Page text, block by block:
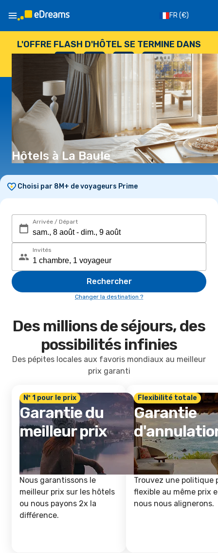
FR(€)
L'OFFRE FLASH D'HÔTEL SE TERMINE DANS
--
JOURS
: --
HEURES
: --
SECONDES
Hôtels à La Baule
Choisi par 8M+ de voyageurs Prime
Arrivée / Départ
Invités
Rechercher
Changer la destination ?
Des millions de séjours, des
possibilités infinies
Des pépites locales aux favoris mondiaux au meilleur
prix garanti
Nº 1 pour le prix
Garantie du
meilleur prix
Nous garantissons le
meilleur prix sur les hôtels
ou nous payons 2x la
différence.
Flexibilité totale
Garantie
Trouvez une politique
flexible au même prix
nous nous alignerons.